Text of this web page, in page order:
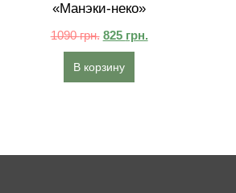
«Манэки-неко»
1090грн. 825 грн.
В корзину